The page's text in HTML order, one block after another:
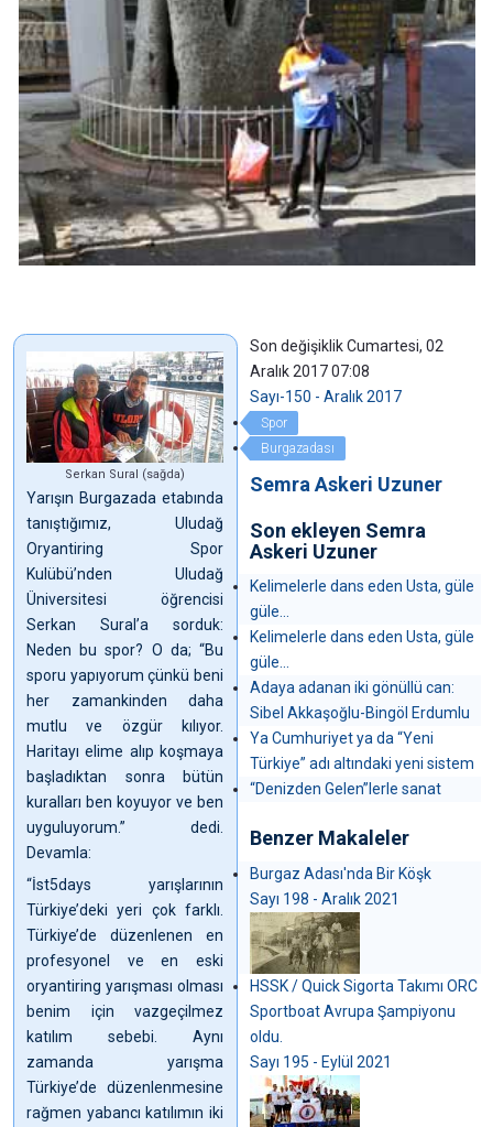
Serkan Sural (sağda)
Yarışın Burgazada etabında
tanıştığımız, Uludağ
Oryantiring Spor
Kulübü’nden Uludağ
Üniversitesi öğrencisi
Serkan Sural’a sorduk:
Neden bu spor? O da; “Bu
sporu yapıyorum çünkü beni
her zamankinden daha
mutlu ve özgür kılıyor.
Haritayı elime alıp koşmaya
başladıktan sonra bütün
kuralları ben koyuyor ve ben
uyguluyorum.” dedi.
Devamla:
“İst5days yarışlarının
Türkiye’deki yeri çok farklı.
Türkiye’de düzenlenen en
profesyonel ve en eski
oryantiring yarışması olması
benim için vazgeçilmez
katılım sebebi. Aynı
zamanda yarışma
Türkiye’de düzenlenmesine
rağmen yabancı katılımın iki
Son değişiklik Cumartesi, 02
Aralık 2017 07:08
Sayı-150 - Aralık 2017
Spor
Burgazadası
Semra Askeri Uzuner
Son ekleyen Semra
Askeri Uzuner
Kelimelerle dans eden Usta, güle
güle...
Kelimelerle dans eden Usta, güle
güle...
Adaya adanan iki gönüllü can:
Sibel Akkaşoğlu-Bingöl Erdumlu
Ya Cumhuriyet ya da “Yeni
Türkiye” adı altındaki yeni sistem
“Denizden Gelen”lerle sanat
Benzer Makaleler
Burgaz Adası'nda Bir Köşk
Sayı 198 - Aralık 2021
HSSK / Quick Sigorta Takımı ORC
Sportboat Avrupa Şampiyonu
oldu.
Sayı 195 - Eylül 2021